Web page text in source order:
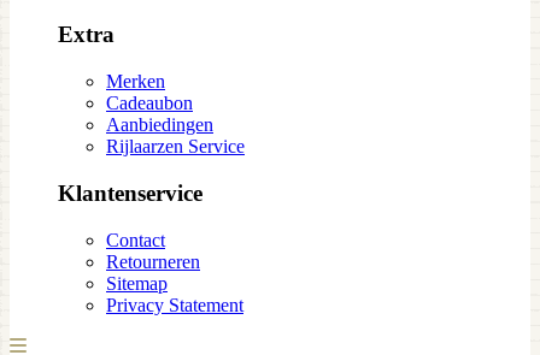
Extra
Merken
Cadeaubon
Aanbiedingen
Rijlaarzen Service
Klantenservice
Contact
Retourneren
Sitemap
Privacy Statement